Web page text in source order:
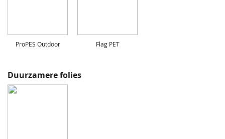
ProPES Outdoor Flag PET
Duurzamere folies